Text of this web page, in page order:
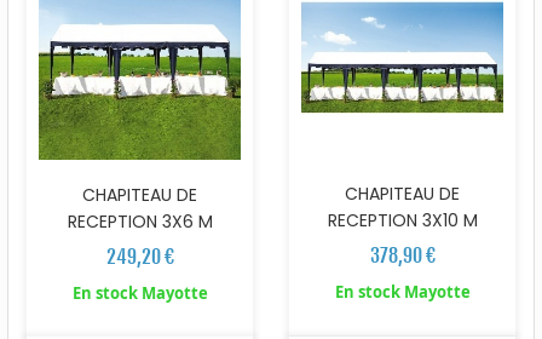
CHAPITEAU DE
RECEPTION 3X6 M
249,20 €
En stock Mayotte
CHAPITEAU DE
RECEPTION 3X10 M
378,90 €
En stock Mayotte